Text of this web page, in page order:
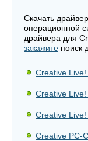
Скачать
операционной
драйвера для
закажите поиск
Creative
Creative
Creative
Creative PC-